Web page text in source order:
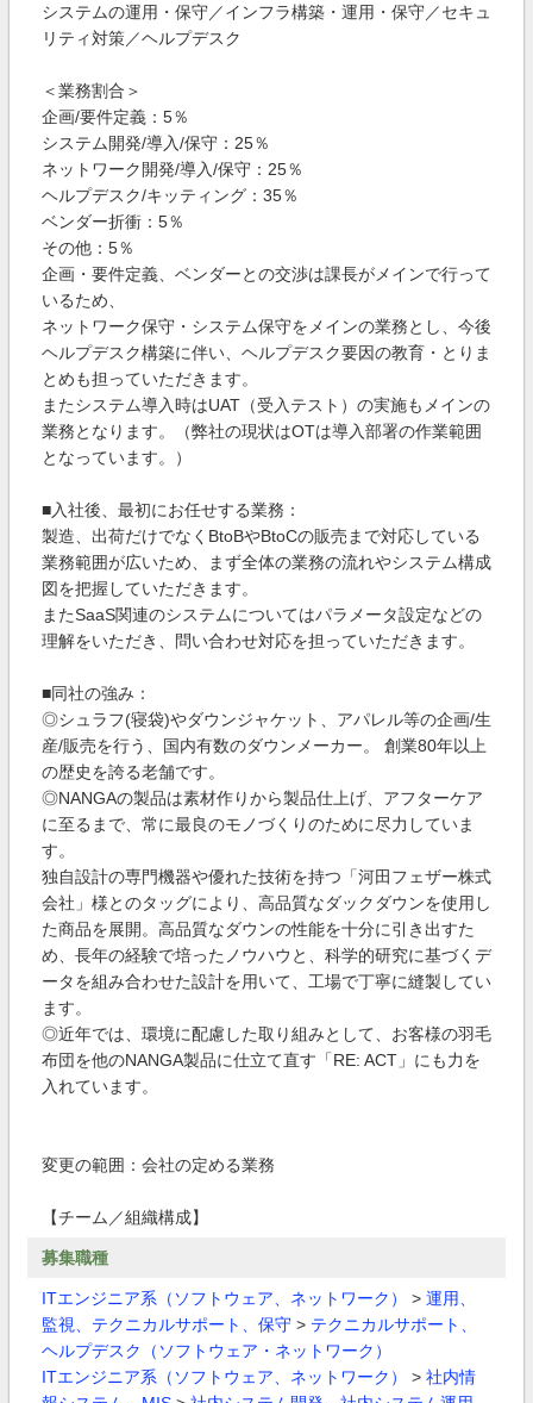
システムの運用・保守／インフラ構築・運用・保守／セキュ
リティ対策／ヘルプデスク
＜業務割合＞
企画/要件定義：5％
システム開発/導入/保守：25％
ネットワーク開発/導入/保守：25％
ヘルプデスク/キッティング：35％
ベンダー折衝：5％
その他：5％
企画・要件定義、ベンダーとの交渉は課長がメインで行って
いるため、
ネットワーク保守・システム保守をメインの業務とし、今後
ヘルプデスク構築に伴い、ヘルプデスク要因の教育・とりま
とめも担っていただきます。
またシステム導入時はUAT（受入テスト）の実施もメインの
業務となります。（弊社の現状はOTは導入部署の作業範囲
となっています。）
■入社後、最初にお任せする業務：
製造、出荷だけでなくBtoBやBtoCの販売まで対応している
業務範囲が広いため、まず全体の業務の流れやシステム構成
図を把握していただきます。
またSaaS関連のシステムについてはパラメータ設定などの
理解をいただき、問い合わせ対応を担っていただきます。
■同社の強み：
◎シュラフ(寝袋)やダウンジャケット、アパレル等の企画/生
産/販売を行う、国内有数のダウンメーカー。 創業80年以上
の歴史を誇る老舗です。
◎NANGAの製品は素材作りから製品仕上げ、アフターケア
に至るまで、常に最良のモノづくりのために尽力していま
す。
独自設計の専門機器や優れた技術を持つ「河田フェザー株式
会社」様とのタッグにより、高品質なダックダウンを使用し
た商品を展開。高品質なダウンの性能を十分に引き出すた
め、長年の経験で培ったノウハウと、科学的研究に基づくデ
ータを組み合わせた設計を用いて、工場で丁寧に縫製してい
ます。
◎近年では、環境に配慮した取り組みとして、お客様の羽毛
布団を他のNANGA製品に仕立て直す「RE: ACT」にも力を
入れています。
変更の範囲：会社の定める業務
【チーム／組織構成】
募集職種
ITエンジニア系（ソフトウェア、ネットワーク） > 運用、
監視、テクニカルサポート、保守 > テクニカルサポート、
ヘルプデスク（ソフトウェア・ネットワーク）
ITエンジニア系（ソフトウェア、ネットワーク）
> 社内情